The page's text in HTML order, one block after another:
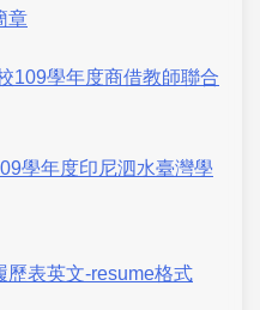
章
109學年度商借教師聯合
學年度印尼泗水臺灣學
歷表英文-resume格式